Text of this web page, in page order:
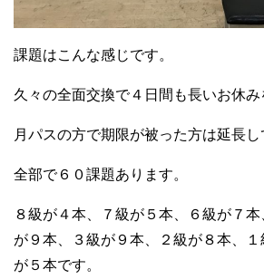
課題はこんな感じです。
久々の全面交換で４日間も長いお休み
月パスの方で期限が被った方は延長し
全部で６０課題あります。
８級が４本、７級が５本、６級が７
が９本、３級が９本、２級が８本、
が５本です。